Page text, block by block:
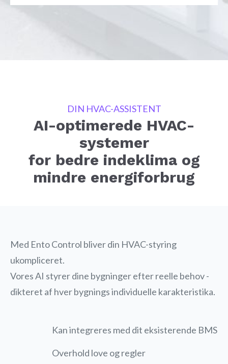
DIN HVAC-ASSISTENT
AI-optimerede HVAC-
systemer
for bedre indeklima og
mindre energiforbrug
Med Ento Control bliver din HVAC-styring
ukompliceret.
Vores AI styrer dine bygninger efter reelle behov -
dikteret af hver bygnings individuelle karakteristika.
Kan integreres med dit eksisterende BMS
Overhold love og regler